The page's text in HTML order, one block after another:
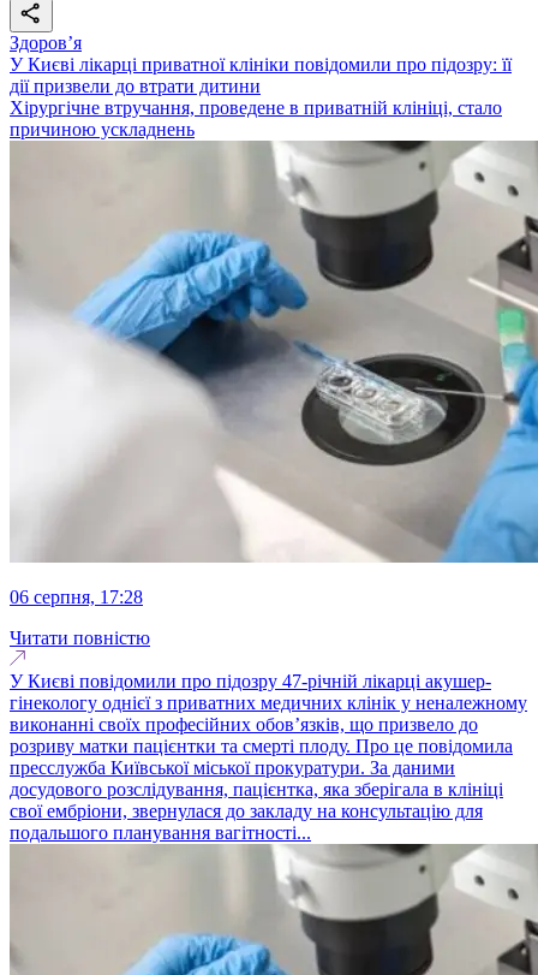
Здоровʼя
У Києві лікарці приватної клініки повідомили про підозру: її
дії призвели до втрати дитини
Хірургічне втручання, проведене в приватній клініці, стало
причиною ускладнень
06 серпня, 17:28
Читати повністю
У Києві повідомили про підозру 47-річній лікарці акушер-
гінекологу однієї з приватних медичних клінік у неналежному
виконанні своїх професійних обов’язків, що призвело до
розриву матки пацієнтки та смерті плоду. Про це повідомила
пресслужба Київської міської прокуратури. За даними
досудового розслідування, пацієнтка, яка зберігала в клініці
свої ембріони, звернулася до закладу на консультацію для
подальшого планування вагітності...